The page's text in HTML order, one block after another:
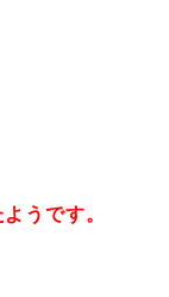
うです。